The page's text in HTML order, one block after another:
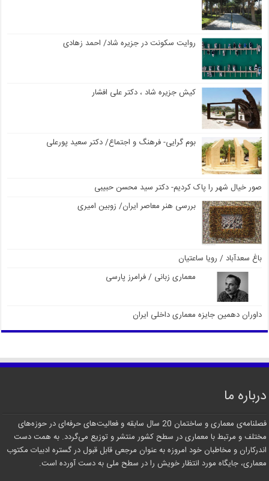
روایت سکونت در جزیره شاد/ احمد زهادی
کیش جزیره شاد ، دکتر علی افشار
بوم گرایی- فرهنگ و اجتماع/ دکتر سعید پورعلی
صور خیال شهر را پاک کردیم- دکتر سید محسن حبیبی
بررسی هنر معاصر ایران/ زوبین امیری
باغ سعدآباد / رویا ساعتیان
معماری زبانی / فرامرز پارسی
داوران دهمین جایزه معماری داخلی ایران
درباره ما
فصلنامه‌ی معماری و ساختمان 20 سال سابقه و فعالیت‌های حرفه‌ای در حوزه‌های
مختلف و مرتبط با معماری در سطح کشور منتشر و توزیع می‌گردد. به همت دست
اندرکاران و مخاطبان خود امروزه به عنوان مرجعی قابل قبول در گستره ادبیات مکتوب
معماری، جایگاه مورد انتظار خویش را در سطح ملی به دست آورده است.